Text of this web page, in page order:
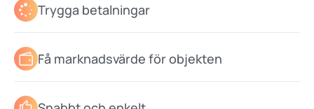
Trygga betalningar
Få marknadsvärde för objekten